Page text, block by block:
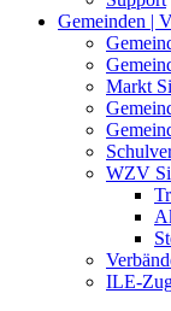
Gemeinden |
Markt
WZV
ILE-